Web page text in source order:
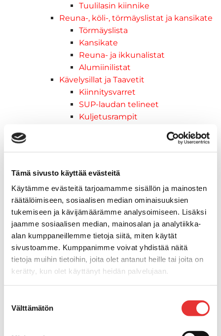
Tämä sivusto käyttää evästeitä
Käytämme evästeitä tarjoamamme sisällön ja mainosten
räätälöimiseen, sosiaalisen median ominaisuuksien
tukemiseen ja kävijämäärämme analysoimiseen. Lisäksi
jaamme sosiaalisen median, mainosalan ja analytiikka-
alan kumppaneillemme tietoja siitä, miten käytät
sivustoamme. Kumppanimme voivat yhdistää näitä
tietoja muihin tietoihin, joita olet antanut heille tai joita on
kerätty, kun olet käyttänyt heidän palvelujaan.
valinta
Välttämätön
Tuulilasin kiinnike
Reuna-, köli-, törmäyslistat ja kansikate
Törmäyslista
Kansikate
Reuna- ja ikkunalistat
Alumiinilistat
Kävelysillat ja Taavetit
Kiinnitysvarret
SUP-laudan telineet
Kuljetusrampit
Kuljetusramppien tarvikkeet
Kädensija, metallia
Venetuolit ja -tuolinjalat
Liukukoneistot
Tuolinjalat
Tuolit
Venetuolit
Veneen kiinnitys
Pollarit
Knaapit
Trailerikoukut